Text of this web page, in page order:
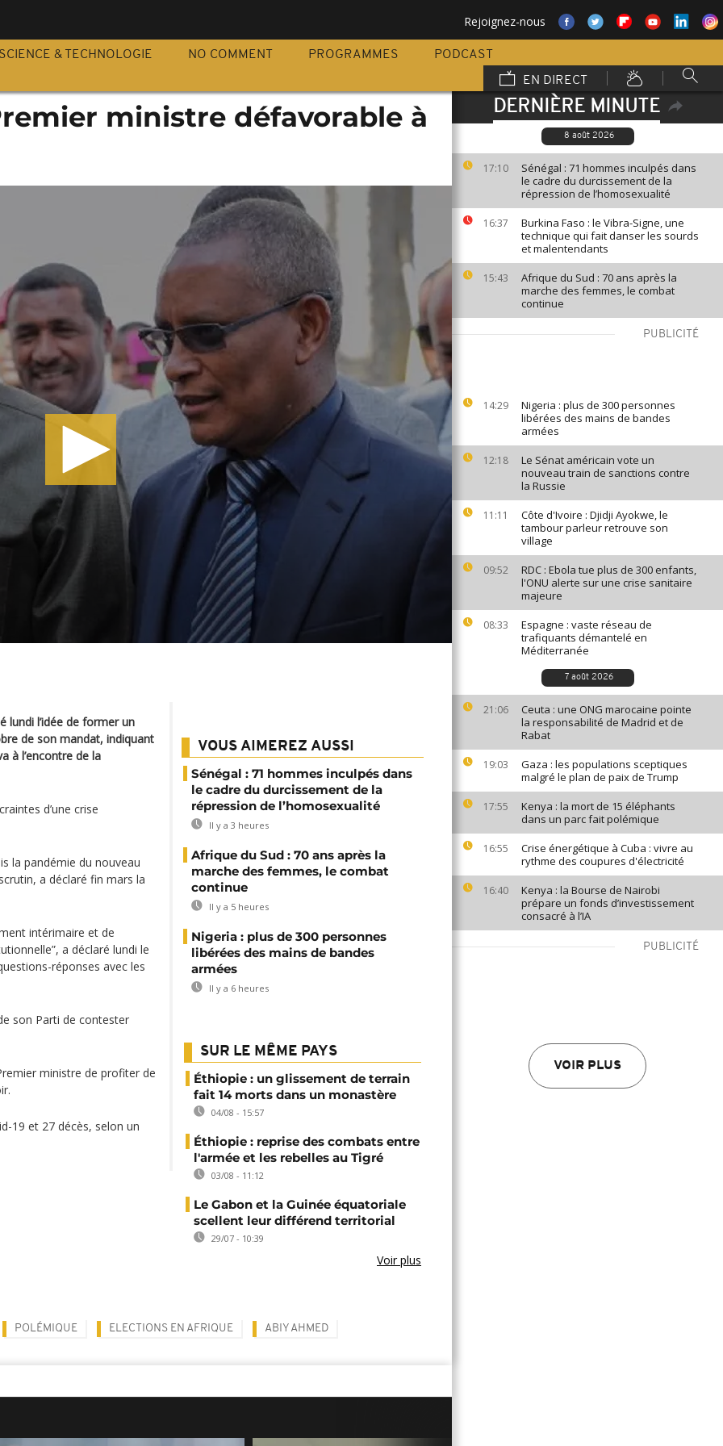
Rejoignez-nous
SCIENCE & TECHNOLOGIE NO COMMENT PROGRAMMES
PODCAST
EN DIRECT
DERNIÈRE MINUTE
8 août 2026
17:10
Sénégal : 71 hommes inculpés dans
le cadre du durcissement de la
répression de l’homosexualité
16:37
Burkina Faso : le Vibra-Signe, une
technique qui fait danser les sourds
et malentendants
15:43
Afrique du Sud : 70 ans après la
marche des femmes, le combat
continue
PUBLICITÉ
14:29
Nigeria : plus de 300 personnes
libérées des mains de bandes
armées
12:18
Le Sénat américain vote un
nouveau train de sanctions contre
la Russie
11:11
Côte d'Ivoire : Djidji Ayokwe, le
tambour parleur retrouve son
village
09:52
RDC : Ebola tue plus de 300 enfants,
l'ONU alerte sur une crise sanitaire
majeure
08:33
Espagne : vaste réseau de
trafiquants démantelé en
Méditerranée
7 août 2026
21:06
Ceuta : une ONG marocaine pointe
la responsabilité de Madrid et de
Rabat
19:03
Gaza : les populations sceptiques
malgré le plan de paix de Trump
17:55
Kenya : la mort de 15 éléphants
dans un parc fait polémique
16:55
Crise énergétique à Cuba : vivre au
rythme des coupures d'électricité
16:40
Kenya : la Bourse de Nairobi
prépare un fonds d’investissement
consacré à l’IA
PUBLICITÉ
VOIR PLUS
ministre défavorable à
lundi l’idée de former un
de son mandat, indiquant
à l’encontre de la
d’une crise
la pandémie du nouveau
a déclaré fin mars la
intérimaire et de
a déclaré lundi le
réponses avec les
son Parti de contester
ministre de profiter de
19 et 27 décès, selon un
VOUS AIMEREZ AUSSI
Sénégal : 71 hommes inculpés dans
le cadre du durcissement de la
répression de l’homosexualité
Il y a 3 heures
Afrique du Sud : 70 ans après la
marche des femmes, le combat
continue
Il y a 5 heures
Nigeria : plus de 300 personnes
libérées des mains de bandes
armées
Il y a 6 heures
SUR LE MÊME PAYS
Éthiopie : un glissement de terrain
fait 14 morts dans un monastère
04/08 - 15:57
Éthiopie : reprise des combats entre
l'armée et les rebelles au Tigré
03/08 - 11:12
Le Gabon et la Guinée équatoriale
scellent leur différend territorial
29/07 - 10:39
Voir plus
POLÉMIQUE ELECTIONS EN AFRIQUE ABIY AHMED